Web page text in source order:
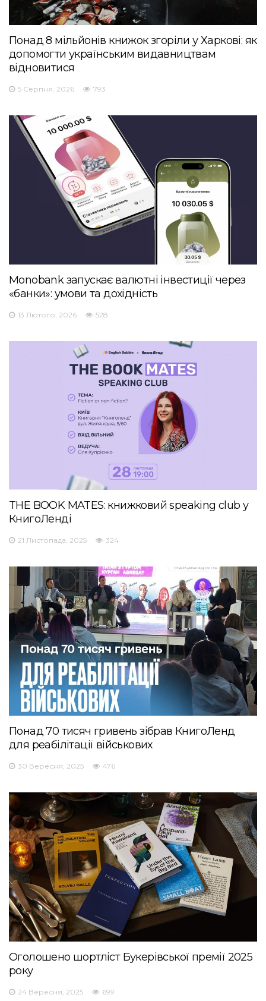
Понад 8 мільйонів книжок згоріли у Харкові: як
допомогти українським видавництвам
відновитися
5 Серпня, 2026 793
Monobank запускає валютні інвестиції через
«банки»: умови та дохідність
13 Лютого, 2026 528
THE BOOK MATES: книжковий speaking club у
КнигоЛенді
21 Листопада, 2025 324
Понад 70 тисяч гривень зібрав КнигоЛенд
для реабілітації військових
30 Вересня, 2025 476
Оголошено шортліст Букерівської премії 2025
року
24 Вересня, 2025 699